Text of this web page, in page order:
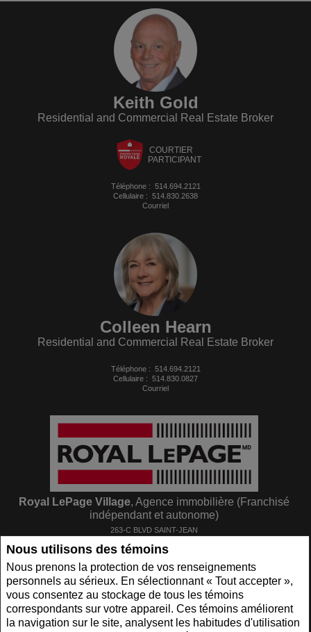
Nous utilisons des témoins
Nous prenons la protection de vos renseignements
personnels au sérieux. En sélectionnant « Tout accepter »,
vous consentez au stockage de tous les témoins
correspondants sur votre appareil. Ces témoins améliorent
la navigation sur le site, analysent les habitudes d'utilisation
Keith Gold
Residential and Commercial Real Estate Broker
COURTIER
PARTICIPANT
Téléphone : 514.694.2121
Cellulaire : 514.830.2638
Courriel
Colleen Hearn
Residential and Commercial Real Estate Broker
Téléphone : 514.694.2121
Cellulaire : 514.830.0827
Courriel
Royal LePage Village, Agence immobilière (Franchisé
indépendant et autonome)
263-C BLVD SAINT-JEAN
Politique de confidentialité Clause de non-responsabilité
Conditions d'utilisation
Tous les renseignements affichés sont jugés fiables; leur exactitude n'est toutefois pas